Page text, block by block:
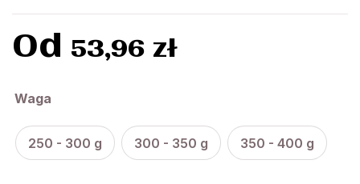
Od 53,96 zł
Waga
250 - 300 g 300 - 350 g 350 - 400 g